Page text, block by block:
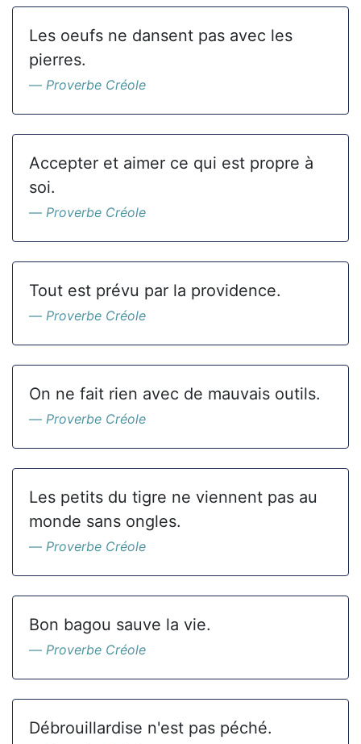
Les oeufs ne dansent pas avec les
pierres.
Proverbe Créole
Accepter et aimer ce qui est propre à
soi.
Proverbe Créole
Tout est prévu par la providence.
Proverbe Créole
On ne fait rien avec de mauvais outils.
Proverbe Créole
Les petits du tigre ne viennent pas au
monde sans ongles.
Proverbe Créole
Bon bagou sauve la vie.
Proverbe Créole
Débrouillardise n'est pas péché.